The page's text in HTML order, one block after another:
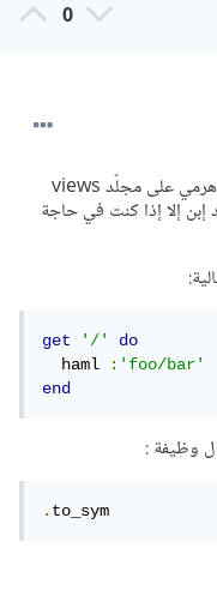
0
أولا تطبيقات سيناترا لا تمتلك طريقة تسلسل هرمي على مجلّد views
إلا إذا كنت في حاجة
get '/'
do
  haml
:'foo/bar'
end
وظيفة :
.to_sym